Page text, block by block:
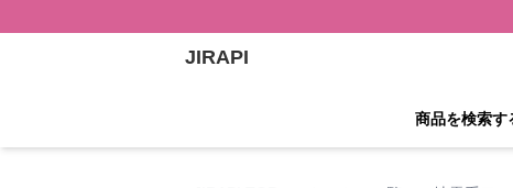
JIRAPI
商品を検索す